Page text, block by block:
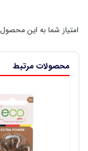
امتیاز شما به این محصول
محصولات مرتبط